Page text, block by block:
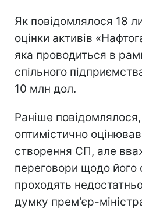
Як повідомлялося 18
оцінки активів
яка проводиться в
спільного
10 млн дол.
Раніше
оптимістично
створення СП, але
переговори щодо його
проходять
думку прем'єр-